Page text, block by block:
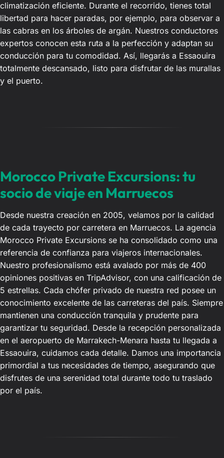
climatización eficiente. Durante el recorrido, tienes total
libertad para hacer paradas, por ejemplo, para observar a
las cabras en los árboles de argán. Nuestros conductores
expertos conocen esta ruta a la perfección y adaptan su
conducción para tu comodidad. Así, llegarás a Essaouira
totalmente descansado, listo para disfrutar de las murallas
y el puerto.
Morocco Private Excursions: tu
socio de viaje en Marruecos
Desde nuestra creación en 2005, velamos por la calidad
de cada trayecto por carretera en Marruecos. La agencia
Morocco Private Excursions se ha consolidado como una
referencia de confianza para viajeros internacionales.
Nuestro profesionalismo está avalado por más de 400
opiniones positivas en TripAdvisor, con una calificación de
5 estrellas. Cada chófer privado de nuestra red posee un
conocimiento excelente de las carreteras del país. Siempre
mantienen una conducción tranquila y prudente para
garantizar tu seguridad. Desde la recepción personalizada
en el aeropuerto de Marrakech-Menara hasta tu llegada a
Essaouira, cuidamos cada detalle. Damos una importancia
primordial a tus necesidades de tiempo, asegurando que
disfrutes de una serenidad total durante todo tu traslado
por el país.